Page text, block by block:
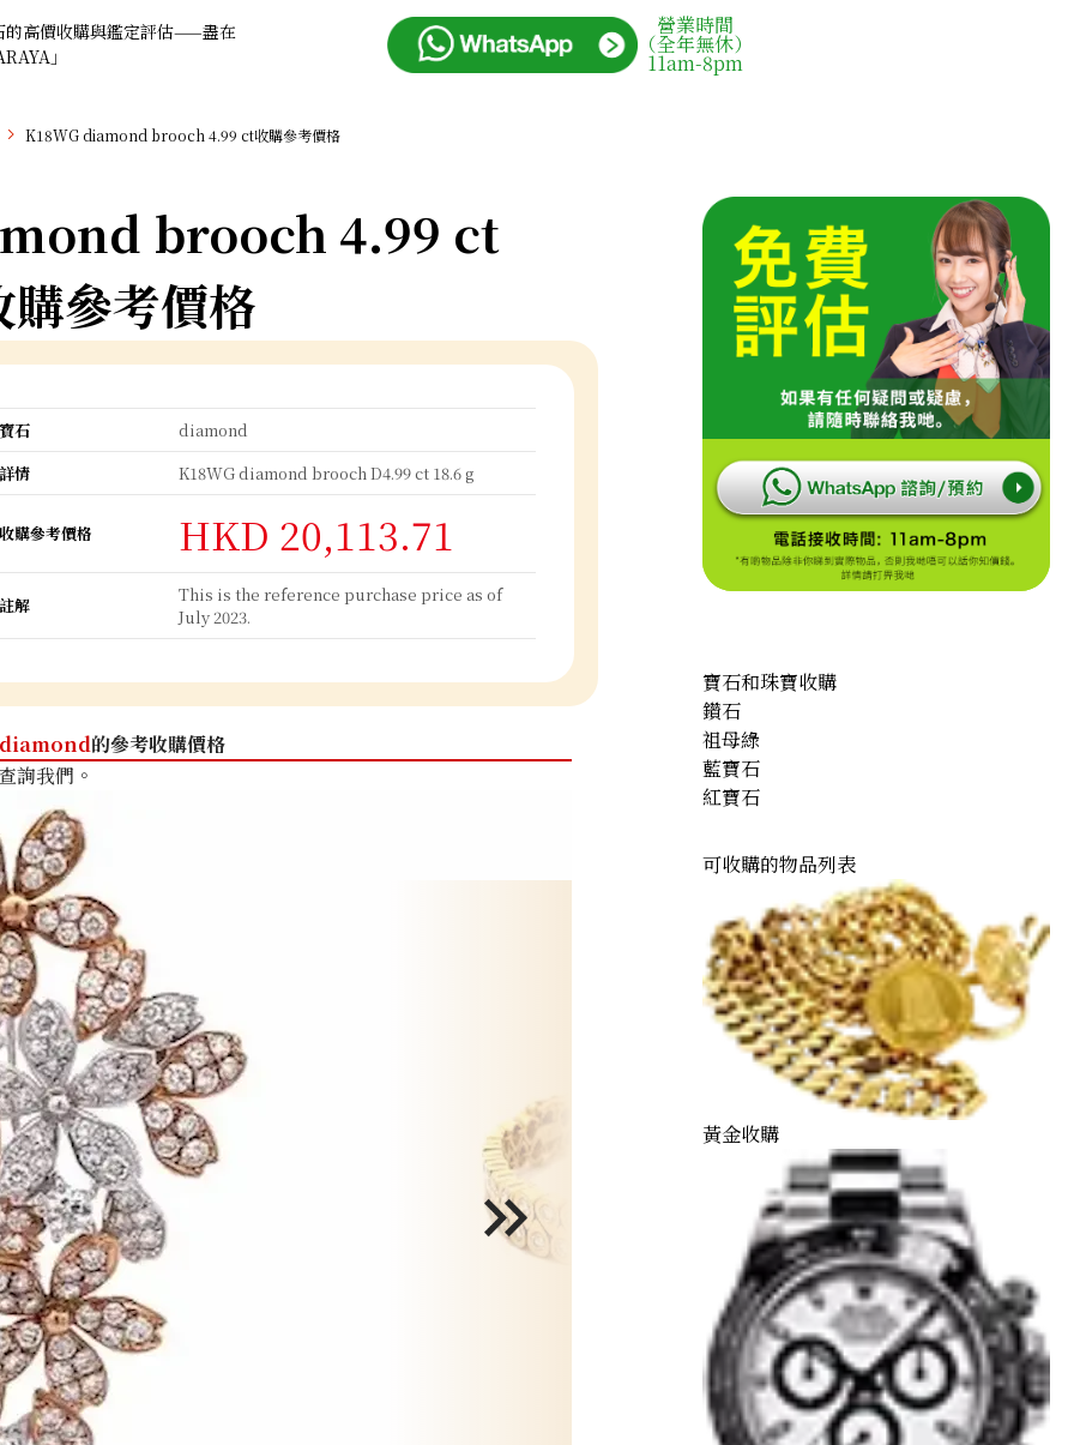
的高價收購與鑑定評估——盡在
」
營業時間
（全年無休）
11am-8pm
K18WG diamond brooch 4.99 ct收購參考價格
brooch 4.99 ct
購參考價格
寶石
diamond
詳情
K18WG diamond brooch D4.99 ct 18.6 g
收購參考價格 HKD 20,113.71
註解
This is the reference purchase price as of
July 2023.
diamond的參考收購價格
詢我們。
寶石和珠寶收購
鑽石
祖母綠
藍寶石
紅寶石
可收購的物品列表
黃金收購